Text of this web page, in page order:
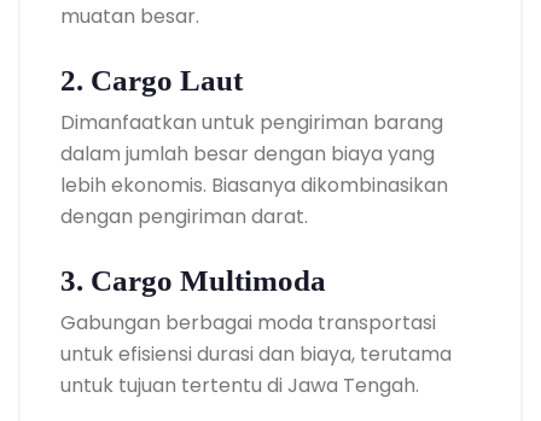
muatan besar.
2. Cargo Laut
Dimanfaatkan untuk pengiriman barang
dalam jumlah besar dengan biaya yang
lebih ekonomis. Biasanya dikombinasikan
dengan pengiriman darat.
3. Cargo Multimoda
Gabungan berbagai moda transportasi
untuk efisiensi durasi dan biaya, terutama
untuk tujuan tertentu di Jawa Tengah.